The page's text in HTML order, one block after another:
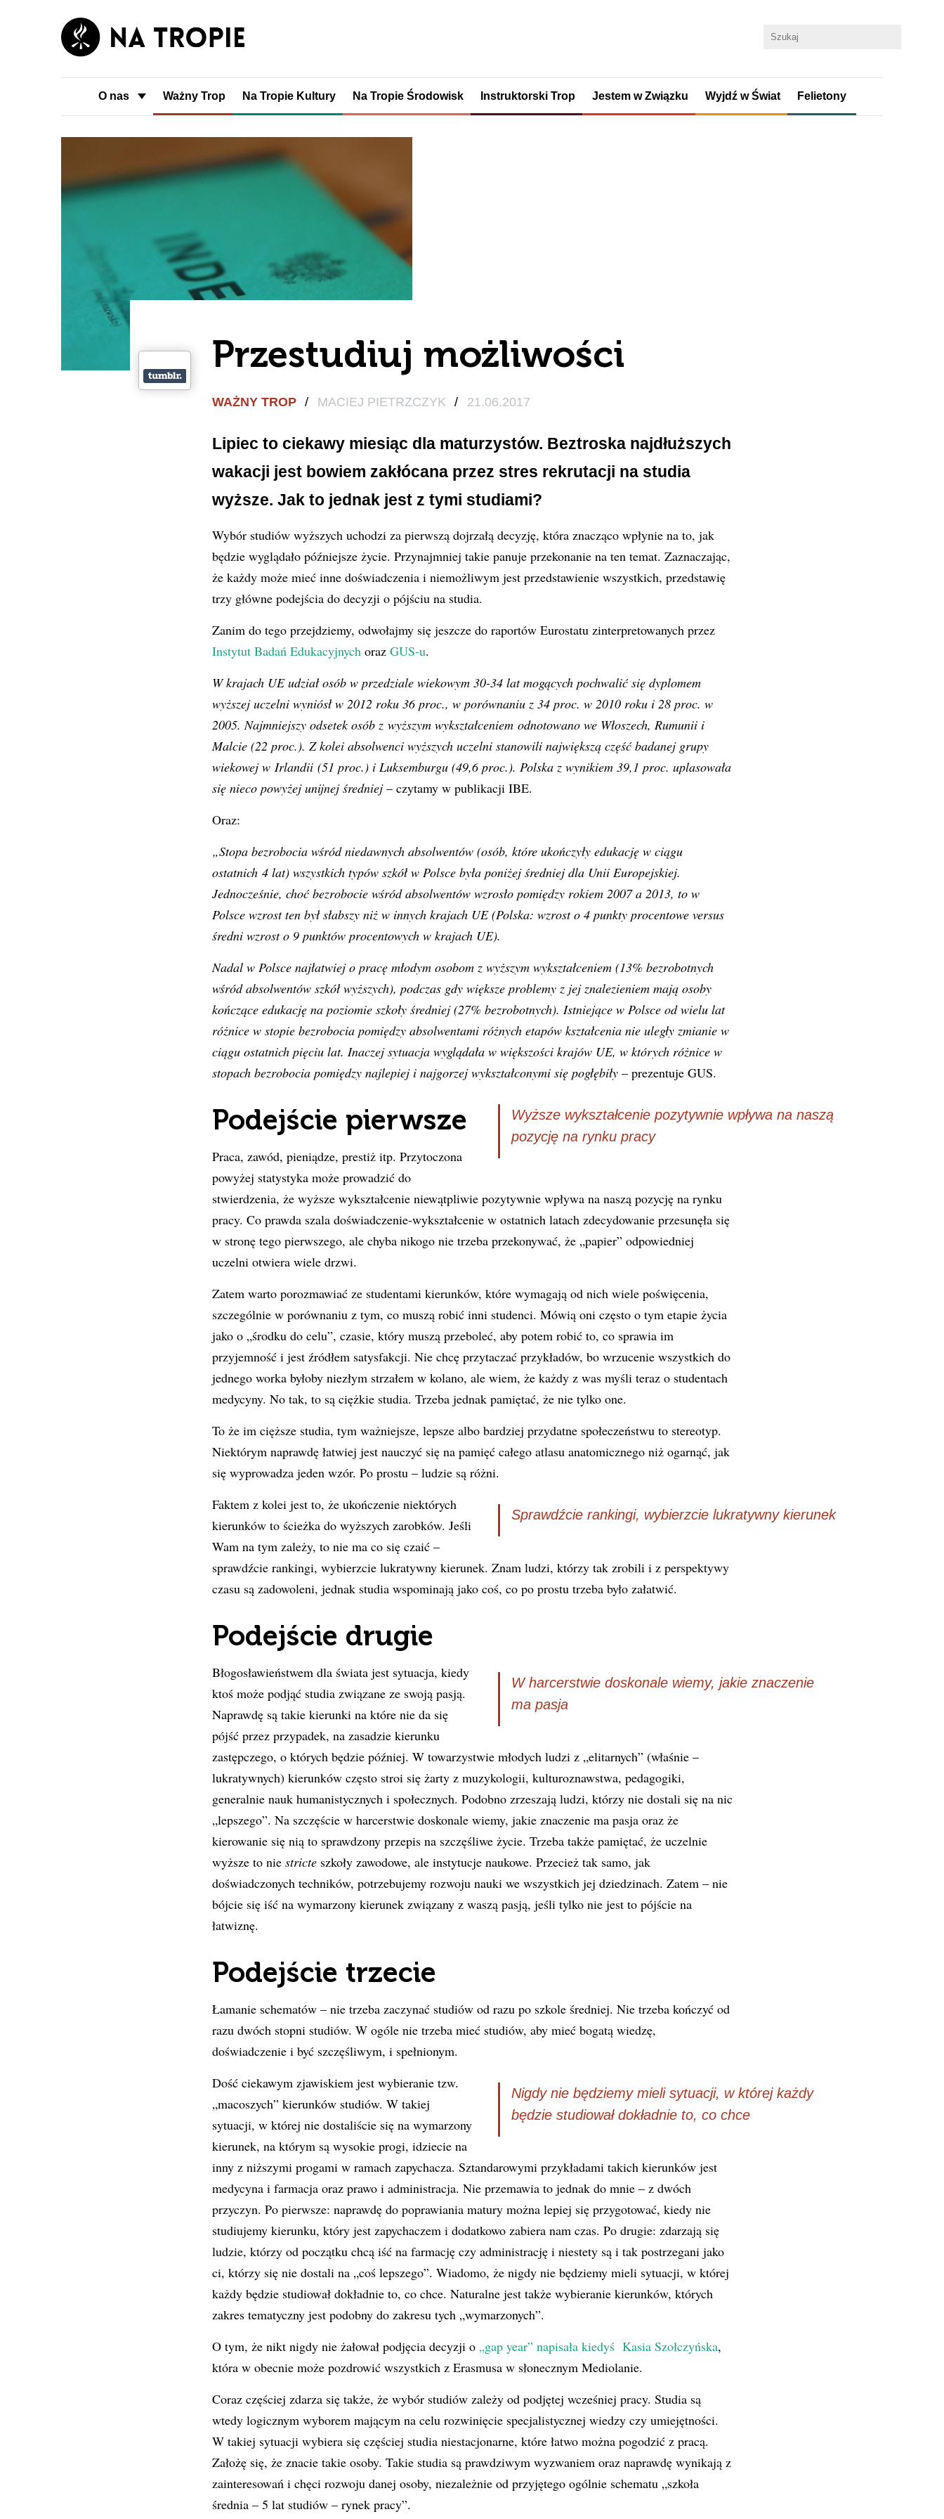
O nas Ważny Trop Na Tropie Kultury Na Tropie Środowisk Instruktorski Trop Jestem w Związku Wyjdź w Świat Felietony
Przestudiuj możliwości
WAŻNY TROP / MACIEJ PIETRZCZYK / 21.06.2017
Lipiec to ciekawy miesiąc dla maturzystów. Beztroska najdłuższych
wakacji jest bowiem zakłócana przez stres rekrutacji na studia
wyższe. Jak to jednak jest z tymi studiami?
Wybór studiów wyższych uchodzi za pierwszą dojrzałą decyzję, która znacząco wpłynie na to, jak
będzie wyglądało późniejsze życie. Przynajmniej takie panuje przekonanie na ten temat. Zaznaczając,
że każdy może mieć inne doświadczenia i niemożliwym jest przedstawienie wszystkich, przedstawię
trzy główne podejścia do decyzji o pójściu na studia.
Zanim do tego przejdziemy, odwołajmy się jeszcze do raportów Eurostatu zinterpretowanych przez
Instytut Badań Edukacyjnychoraz GUS-u.
W krajach UE udział osób w przedziale wiekowym 30-34 lat mogących pochwalić się dyplomem
wyższej uczelni wyniósł w 2012 roku 36 proc., w porównaniu z 34 proc. w 2010 roku i 28 proc. w
2005. Najmniejszy odsetek osób z wyższym wykształceniem odnotowano we Włoszech, Rumunii i
Malcie (22 proc.). Z kolei absolwenci wyższych uczelni stanowili największą część badanej grupy
wiekowej w Irlandii (51 proc.) i Luksemburgu (49,6 proc.). Polska z wynikiem 39,1 proc. uplasowała
się nieco powyżej unijnej średniej– czytamy w publikacji IBE.
Oraz:
„Stopa bezrobocia wśród niedawnych absolwentów (osób, które ukończyły edukację w ciągu
ostatnich 4 lat) wszystkich typów szkół w Polsce była poniżej średniej dla Unii Europejskiej.
Jednocześnie, choć bezrobocie wśród absolwentów wzrosło pomiędzy rokiem 2007 a 2013, to w
Polsce wzrost ten był słabszy niż w innych krajach UE (Polska: wzrost o 4 punkty procentowe versus
średni wzrost o 9 punktów procentowych w krajach UE).
Nadal w Polsce najłatwiej o pracę młodym osobom z wyższym wykształceniem (13% bezrobotnych
wśród absolwentów szkół wyższych), podczas gdy większe problemy z jej znalezieniem mają osoby
kończące edukację na poziomie szkoły średniej (27% bezrobotnych). Istniejące w Polsce od wielu lat
różnice w stopie bezrobocia pomiędzy absolwentami różnych etapów kształcenia nie uległy zmianie w
ciągu ostatnich pięciu lat. Inaczej sytuacja wyglądała w większości krajów UE, w których różnice w
stopach bezrobocia pomiędzy najlepiej i najgorzej wykształconymi się pogłębiły– prezentuje GUS.
Wyższe wykształcenie pozytywnie wpływa na naszą
pozycję na rynku pracy
Podejście pierwsze
Praca, zawód, pieniądze, prestiż itp. Przytoczona
powyżej statystyka może prowadzić do
stwierdzenia, że wyższe wykształcenie niewątpliwie pozytywnie wpływa na naszą pozycję na rynku
pracy. Co prawda szala doświadczenie-wykształcenie w ostatnich latach zdecydowanie przesunęła się
w stronę tego pierwszego, ale chyba nikogo nie trzeba przekonywać, że „papier” odpowiedniej
uczelni otwiera wiele drzwi.
Zatem warto porozmawiać ze studentami kierunków, które wymagają od nich wiele poświęcenia,
szczególnie w porównaniu z tym, co muszą robić inni studenci. Mówią oni często o tym etapie życia
jako o „środku do celu”, czasie, który muszą przeboleć, aby potem robić to, co sprawia im
przyjemność i jest źródłem satysfakcji. Nie chcę przytaczać przykładów, bo wrzucenie wszystkich do
jednego worka byłoby niezłym strzałem w kolano, ale wiem, że każdy z was myśli teraz o studentach
medycyny. No tak, to są ciężkie studia. Trzeba jednak pamiętać, że nie tylko one.
To że im cięższe studia, tym ważniejsze, lepsze albo bardziej przydatne społeczeństwu to stereotyp.
Niektórym naprawdę łatwiej jest nauczyć się na pamięć całego atlasu anatomicznego niż ogarnąć, jak
się wyprowadza jeden wzór. Po prostu – ludzie są różni.
Sprawdźcie rankingi, wybierzcie lukratywny kierunek
Faktem z kolei jest to, że ukończenie niektórych
kierunków to ścieżka do wyższych zarobków. Jeśli
Wam na tym zależy, to nie ma co się czaić –
sprawdźcie rankingi, wybierzcie lukratywny kierunek. Znam ludzi, którzy tak zrobili i z perspektywy
czasu są zadowoleni, jednak studia wspominają jako coś, co po prostu trzeba było załatwić.
Podejście drugie
W harcerstwie doskonale wiemy, jakie znaczenie
ma pasja
Błogosławieństwem dla świata jest sytuacja, kiedy
ktoś może podjąć studia związane ze swoją pasją.
Naprawdę są takie kierunki na które nie da się
pójść przez przypadek, na zasadzie kierunku
zastępczego, o których będzie później. W towarzystwie młodych ludzi z „elitarnych” (właśnie –
lukratywnych) kierunków często stroi się żarty z muzykologii, kulturoznawstwa, pedagogiki,
generalnie nauk humanistycznych i społecznych. Podobno zrzeszają ludzi, którzy nie dostali się na nic
„lepszego”. Na szczęście w harcerstwie doskonale wiemy, jakie znaczenie ma pasja oraz że
kierowanie się nią to sprawdzony przepis na szczęśliwe życie. Trzeba także pamiętać, że uczelnie
wyższe to nie stricteszkoły zawodowe, ale instytucje naukowe. Przecież tak samo, jak
doświadczonych techników, potrzebujemy rozwoju nauki we wszystkich jej dziedzinach. Zatem – nie
bójcie się iść na wymarzony kierunek związany z waszą pasją, jeśli tylko nie jest to pójście na
łatwiznę.
Podejście trzecie
Łamanie schematów – nie trzeba zaczynać studiów od razu po szkole średniej. Nie trzeba kończyć od
razu dwóch stopni studiów. W ogóle nie trzeba mieć studiów, aby mieć bogatą wiedzę,
doświadczenie i być szczęśliwym, i spełnionym.
Nigdy nie będziemy mieli sytuacji, w której każdy
będzie studiował dokładnie to, co chce
Dość ciekawym zjawiskiem jest wybieranie tzw.
„macoszych” kierunków studiów. W takiej
sytuacji, w której nie dostaliście się na wymarzony
kierunek, na którym są wysokie progi, idziecie na
inny z niższymi progami w ramach zapychacza. Sztandarowymi przykładami takich kierunków jest
medycyna i farmacja oraz prawo i administracja. Nie przemawia to jednak do mnie – z dwóch
przyczyn. Po pierwsze: naprawdę do poprawiania matury można lepiej się przygotować, kiedy nie
studiujemy kierunku, który jest zapychaczem i dodatkowo zabiera nam czas. Po drugie: zdarzają się
ludzie, którzy od początku chcą iść na farmację czy administrację i niestety są i tak postrzegani jako
ci, którzy się nie dostali na „coś lepszego”. Wiadomo, że nigdy nie będziemy mieli sytuacji, w której
każdy będzie studiował dokładnie to, co chce. Naturalne jest także wybieranie kierunków, których
zakres tematyczny jest podobny do zakresu tych „wymarzonych”.
O tym, że nikt nigdy nie żałował podjęcia decyzji o „gap year” napisała kiedyś Kasia Szołczyńska,
która w obecnie może pozdrowić wszystkich z Erasmusa w słonecznym Mediolanie.
Coraz częściej zdarza się także, że wybór studiów zależy od podjętej wcześniej pracy. Studia są
wtedy logicznym wyborem mającym na celu rozwinięcie specjalistycznej wiedzy czy umiejętności.
W takiej sytuacji wybiera się częściej studia niestacjonarne, które łatwo można pogodzić z pracą.
Założę się, że znacie takie osoby. Takie studia są prawdziwym wyzwaniem oraz naprawdę wynikają z
zainteresowań i chęci rozwoju danej osoby, niezależnie od przyjętego ogólnie schematu „szkoła
średnia – 5 lat studiów – rynek pracy”.